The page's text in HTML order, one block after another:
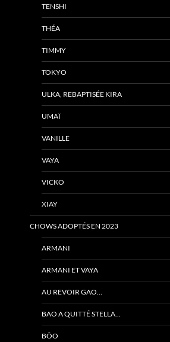
TENSHI
THÉA
TIMMY
TOKYO
ULKA, REBAPTISÉE KIRA
UMAÏ
VANILLE
VAYA
VICKO
XIAY
CHOWS ADOPTÉS EN 2023
ARMANI
ARMANI ET VAYA
AU REVOIR GAO…
BAO A QUITTÉ STELLA…
BÔO